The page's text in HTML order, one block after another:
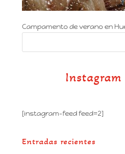
Campamento de verano en
Instagram
[instagram-feed feed=2]
Entradas recientes